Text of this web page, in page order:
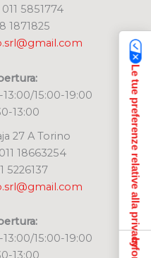
5851774
1871825
15:00-19:00
13:00
27 A Torino
18663254
5226137
15:00-19:00
Le tue preferenze relative alla privacy